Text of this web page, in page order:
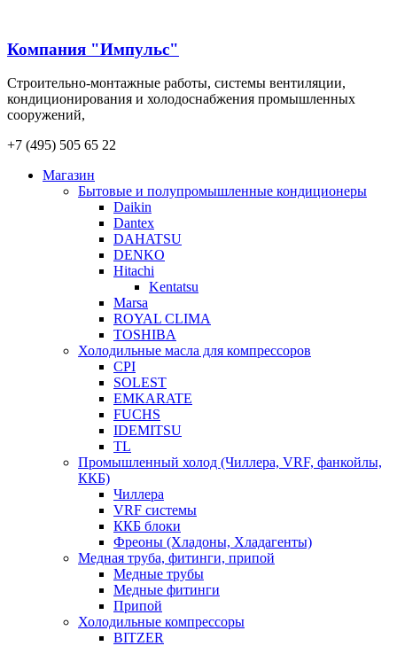
Компания "Импульс"
Строительно-монтажные работы, системы вентиляции,
кондиционирования и холодоснабжения промышленных
сооружений,
+7 (495) 505 65 22
Магазин
Бытовые и полупромышленные кондиционеры
Daikin
Dantex
DAHATSU
DENKO
Hitachi
Kentatsu
Marsa
ROYAL CLIMA
TOSHIBA
Холодильные масла для компрессоров
CPI
SOLEST
EMKARATE
FUCHS
IDEMITSU
TL
Промышленный холод (Чиллера, VRF, фанкойлы,
ККБ)
Чиллера
VRF системы
ККБ блоки
Фреоны (Хладоны, Хладагенты)
Медная труба, фитинги, припой
Медные трубы
Медные фитинги
Припой
Холодильные компрессоры
BITZER